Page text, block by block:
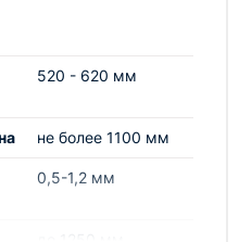
смотки и торможения
обеспечивает
520 - 620 мм
не более 1100 мм
0,5-1,2 мм